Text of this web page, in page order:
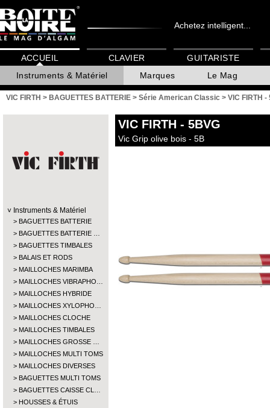
Achetez intelligent...
ACCUEIL
Instruments & Matériel
Marques Le Mag
CLAVIER GUITARISTE
VIC FIRTH > BAGUETTES BATTERIE > Série American Classic > VIC FIRTH -
Instruments & Matériel
BAGUETTES BATTERIE
BAGUETTES BATTERIE …
BAGUETTES TIMBALES
BALAIS ET RODS
MAILLOCHES MARIMBA
MAILLOCHES VIBRAPHO…
MAILLOCHES HYBRIDE
MAILLOCHES XYLOPHO…
MAILLOCHES CLOCHE
MAILLOCHES TIMBALES
MAILLOCHES GROSSE …
MAILLOCHES MULTI TOMS
MAILLOCHES DIVERSES
BAGUETTES MULTI TOMS
BAGUETTES CAISSE CL…
HOUSSES & ÉTUIS
VIC FIRTH - 5BVG
Vic Grip olive bois - 5B